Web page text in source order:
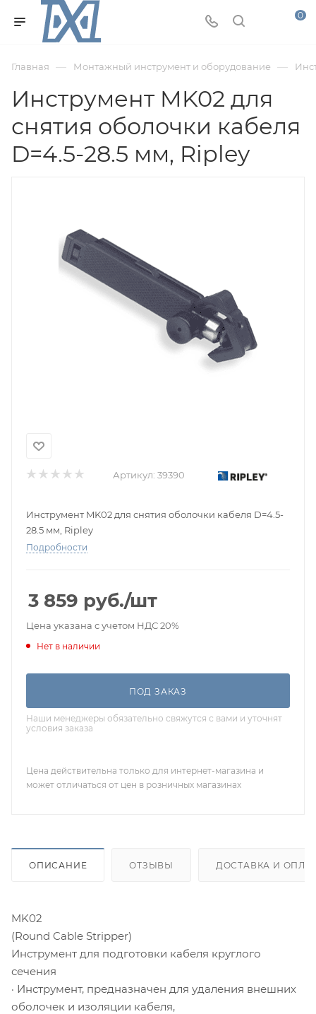
0
Главная — Монтажный инструмент и оборудование —
Инструмент MK02 для
снятия оболочки кабеля
D=4.5-28.5 мм, Ripley
Артикул: 39390
Инструмент MK02 для снятия оболочки кабеля D=4.5-
28.5 мм, Ripley
Подробности
3 859 руб./шт
Цена указана с учетом НДС 20%
Нет в наличии
ПОД ЗАКАЗ
Наши менеджеры обязательно свяжутся с вами и уточнят
условия заказа
Цена действительна только для интернет-магазина и
может отличаться от цен в розничных магазинах
ОПИСАНИЕ ОТЗЫВЫ ДОСТАВКА И
MK02
(Round Cable Stripper)
Инструмент для подготовки кабеля круглого
сечения
· Инструмент, предназначен для удаления внешних
оболочек и изоляции кабеля,